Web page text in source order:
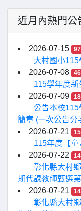
近月內熱門公
2026-07-15
大村國小
2026-07-08
115學年度新
2026-07-09
公告本校115
簡章 (一次公告分
2026-07-21
115年度【
2026-07-22
彰化縣大村
期代課教師甄選
2026-07-21
彰化縣大村